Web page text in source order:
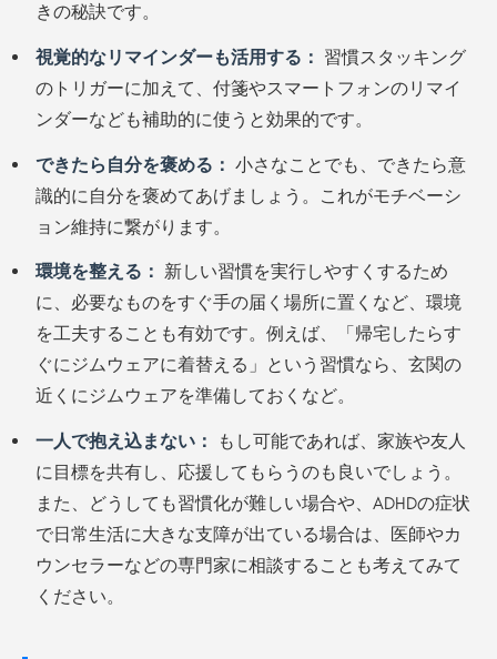
きの秘訣です。
視覚的なリマインダーも活用する： 習慣スタッキング
のトリガーに加えて、付箋やスマートフォンのリマイ
ンダーなども補助的に使うと効果的です。
できたら自分を褒める： 小さなことでも、できたら意
識的に自分を褒めてあげましょう。これがモチベーシ
ョン維持に繋がります。
環境を整える： 新しい習慣を実行しやすくするため
に、必要なものをすぐ手の届く場所に置くなど、環境
を工夫することも有効です。例えば、「帰宅したらす
ぐにジムウェアに着替える」という習慣なら、玄関の
近くにジムウェアを準備しておくなど。
一人で抱え込まない：
もし可能であれば、家族や友人
に目標を共有し、応援してもらうのも良いでしょう。
また、どうしても習慣化が難しい場合や、ADHDの症状
で日常生活に大きな支障が出ている場合は、医師やカ
ウンセラーなどの専門家に相談することも考えてみて
ください。